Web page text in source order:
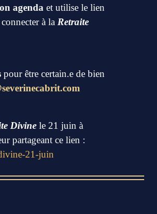
agenda et utilise le lien
à la Retraite
pour être certain.e de bien
Divine le 21 juin à
partageant ce lien :
21-juin